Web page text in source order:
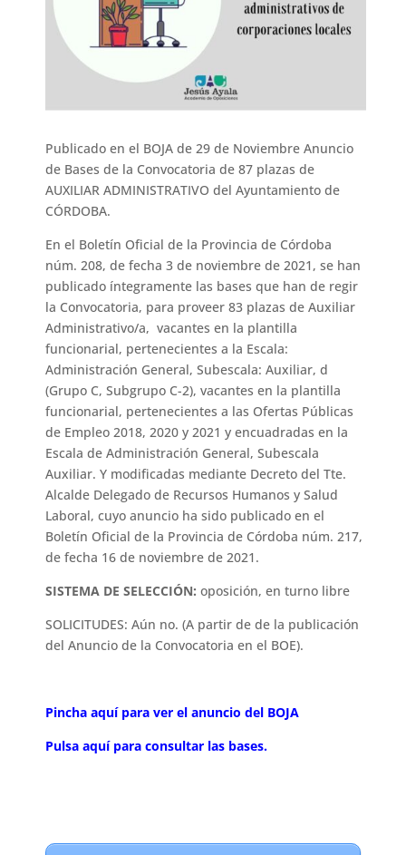
Publicado en el BOJA de 29 de Noviembre Anuncio
de Bases de la Convocatoria de 87 plazas de
AUXILIAR ADMINISTRATIVO del Ayuntamiento de
CÓRDOBA.
En el Boletín Oficial de la Provincia de Córdoba
núm. 208, de fecha 3 de noviembre de 2021, se han
publicado íntegramente las bases que han de regir
la Convocatoria, para proveer 83 plazas de Auxiliar
Administrativo/a, vacantes en la plantilla
funcionarial, pertenecientes a la Escala:
Administración General, Subescala: Auxiliar, d
(Grupo C, Subgrupo C-2), vacantes en la plantilla
funcionarial, pertenecientes a las Ofertas Públicas
de Empleo 2018, 2020 y 2021 y encuadradas en la
Escala de Administración General, Subescala
Auxiliar. Y modificadas mediante Decreto del Tte.
Alcalde Delegado de Recursos Humanos y Salud
Laboral, cuyo anuncio ha sido publicado en el
Boletín Oficial de la Provincia de Córdoba núm. 217,
de fecha 16 de noviembre de 2021.
SISTEMA DE SELECCIÓN: oposición, en turno libre
SOLICITUDES: Aún no. (A partir de de la publicación
del Anuncio de la Convocatoria en el BOE).
Pincha aquí para ver el anuncio del BOJA
Pulsa aquí para consultar las bases.